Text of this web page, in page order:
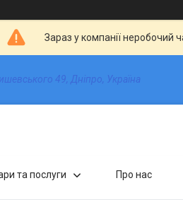
Зараз у компанії неробочий
49, Дніпро, Україна
та послуги Про нас